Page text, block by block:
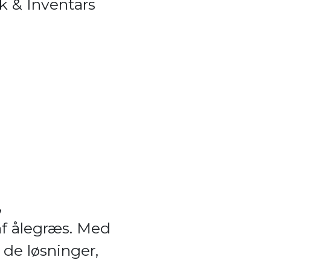
& Inventars
ålegræs. Med
løsninger,